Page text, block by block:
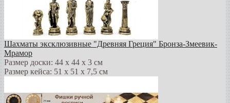
Шахматы эксклюзивные "Древняя Греция" Бронза-Змеевик-
Мрамор
Размер доски: 44 х 44 х 3 см
Размер кейса: 51 х 51 х 7,5 см